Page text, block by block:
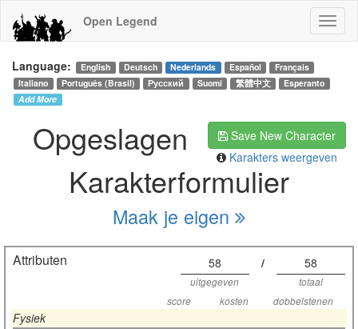
Open Legend
Language: English Deutsch Nederlands Español
Français
Italiano
Português (Brasil) Русский Suomi 繁體中文
Esperanto
Add More
Save New Character
Karakters weergeven
Opgeslagen
Karakterformulier
Maak je eigen
Attributen 58 / 58
uitgegeven
totaal
score
kosten dobbelstenen
Fysiek